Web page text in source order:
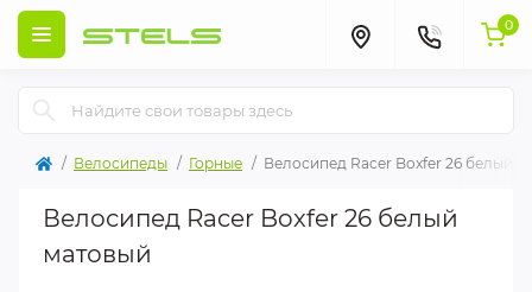
0
Велосипеды Горные Велосипед Racer Boxfer 26 белый
Велосипед Racer Boxfer 26 белый
матовый